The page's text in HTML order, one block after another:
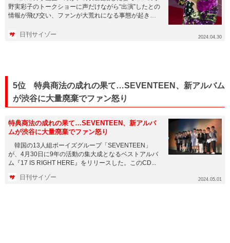
野実彩子のトークショーに声だけながら“出演”したとの
情報が飛び交い、ファンが大荒れになる事態が起きて
日刊サイゾー 2024.04.30
5位 特典商法の成れの果て…SEVENTEEN、新アルバム
が渋谷に大量廃棄でファン怒り
特典商法の成れの果て…SEVENTEEN、新アルバ
ムが渋谷に大量廃棄でファン怒り
韓国の13人組ボーイズグループ「SEVENTEEN」
が、4月30日に9年の活動の集大成となるベストアルバ
ム『17 IS RIGHT HERE』をリリースした。このCD...
日刊サイゾー 2024.05.01